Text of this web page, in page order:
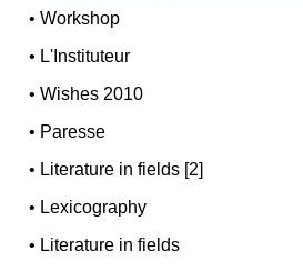
•Workshop
• L'Instituteur
•Wishes 2010
• Paresse
• Literature in fields [2]
• Lexicography
• Literature in fields